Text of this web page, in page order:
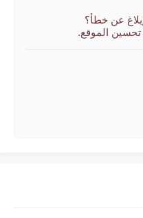
عن خطأ؟
تحسين الموقع.